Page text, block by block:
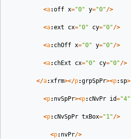
<a:off x="0" y="0"/>
<a:ext cx="0" cy="0"/>
<a: chOff x="0" y="0"/>
<a: chExt cx="0" cy="0"/>
</a:xfrm></p:grpSpPr><p: sp>
<p: nvSpPr><p: cNvPr id="4"
<p: cNvSpPr txBox="1"/>
<p: nvPr/>